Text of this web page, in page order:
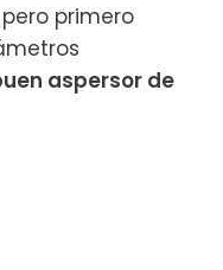
primero
aspersor de